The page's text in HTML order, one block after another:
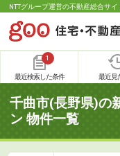
NTTグループ運営の不動産総合サ
1
最近検索した条件 最近見
千曲市(長野県)の
ン 物件一覧